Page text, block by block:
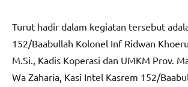
Turut hadir dalam kegiatan tersebut
152/Baabullah Kolonel Inf Ridwan
M.Si., Kadis Koperasi dan UMKM Prov.
Wa Zaharia, Kasi Intel Kasrem 152/